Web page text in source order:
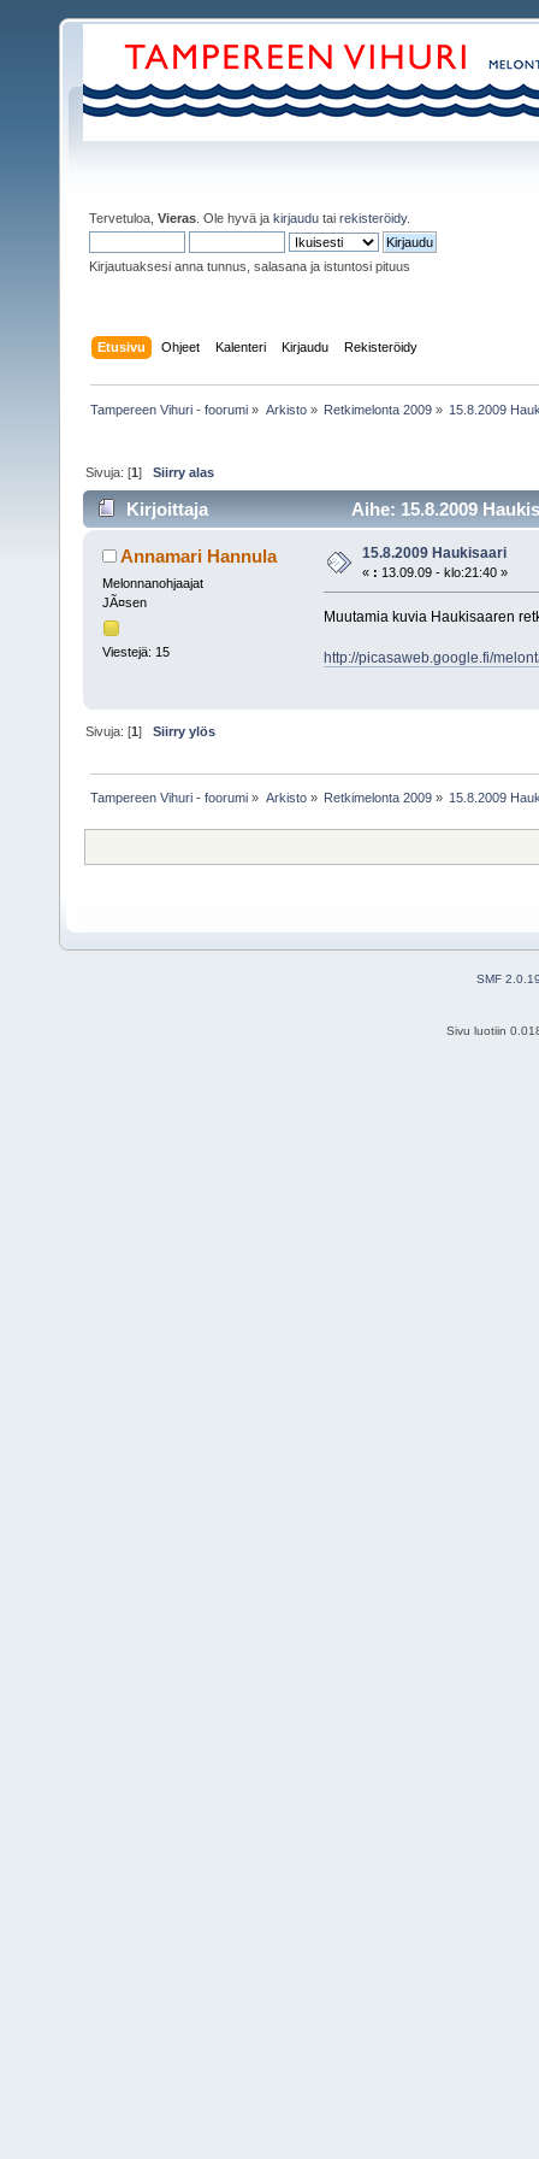
Tervetuloa, Vieras . Ole hyvä ja kirjaudu tai rekisteröidy.
Kirjautuaksesi anna tunnus, salasana ja istuntosi pituus
Etusivu Ohjeet Kalenteri Kirjaudu Rekisteröidy
Tampereen Vihuri - foorumi » Arkisto» Retkimelonta 2009» 15.8.2009
Sivuja: [1]Siirry alas
Kirjoittaja Aihe: 15.8.2009
Annamari Hannula
Melonnanohjaajat
JÃ¤sen
Viestejä: 15
15.8.2009 Haukisaari
« : 13.09.09 - klo:21:40 »
Muutamia kuvia Haukisaaren
http://picasaweb.google.fi/
Sivuja: [1]Siirry ylös
Tampereen Vihuri - foorumi » Arkisto» Retkimelonta 2009» 15.8.2009
SMF
Sivu luotiin